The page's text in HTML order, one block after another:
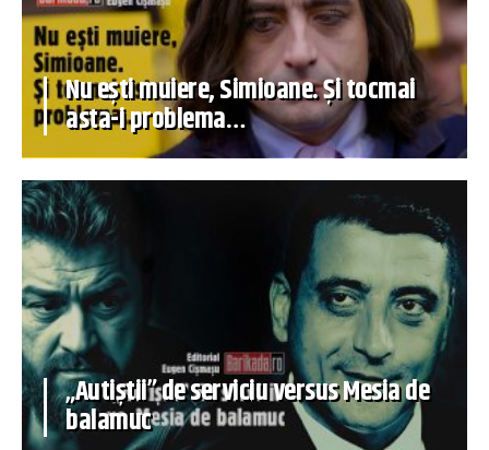
Nu ești muiere, Simioane. Și tocmai
asta-i problema…
„Autiștii” de serviciu versus Mesia de
balamuc